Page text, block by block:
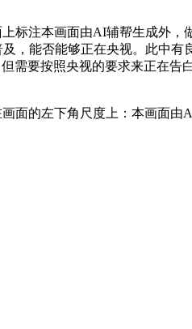
注本画面由AI辅帮生成外，
，能否能够正在央视。此中
需要按照央视的要求来正在
的左下角尺度上：本画面由